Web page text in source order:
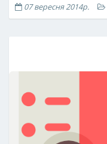
07 вересня 2014р.